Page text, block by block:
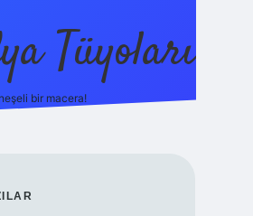
Tüyoları
bir macera!